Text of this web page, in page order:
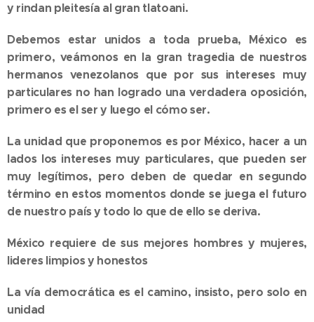
y rindan pleitesía al gran tlatoani.
Debemos estar unidos a toda prueba, México es
primero, veámonos en la gran tragedia de nuestros
hermanos venezolanos que por sus intereses muy
particulares no han logrado una verdadera oposición,
primero es el ser y luego el cómo ser.
La unidad que proponemos es por México, hacer a un
lados los intereses muy particulares, que pueden ser
muy legítimos, pero deben de quedar en segundo
término en estos momentos donde se juega el futuro
de nuestro país y todo lo que de ello se deriva.
México requiere de sus mejores hombres y mujeres,
lideres limpios y honestos
La vía democrática es el camino, insisto, pero solo en
unidad